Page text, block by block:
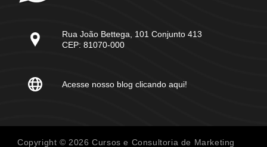
Rua João Bettega, 101 Conjunto 413
CEP: 81070-000
Acesse nosso blog clicando aqui!
Copyright © 2026 Cursos e Consultoria de Marketing